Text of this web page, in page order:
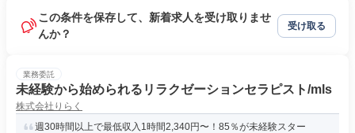
この条件を保存して、新着求人を受け取りませ
んか？
受け取る
業務委託
未経験から始められるリラクゼーションセラピスト/mls
株式会社りらく
週30時間以上で最低収入1時間2,340円〜！85％が未経験スター